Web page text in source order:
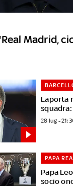
Madrid,
Laporta
28 lug -
Papa
socio
PAPA